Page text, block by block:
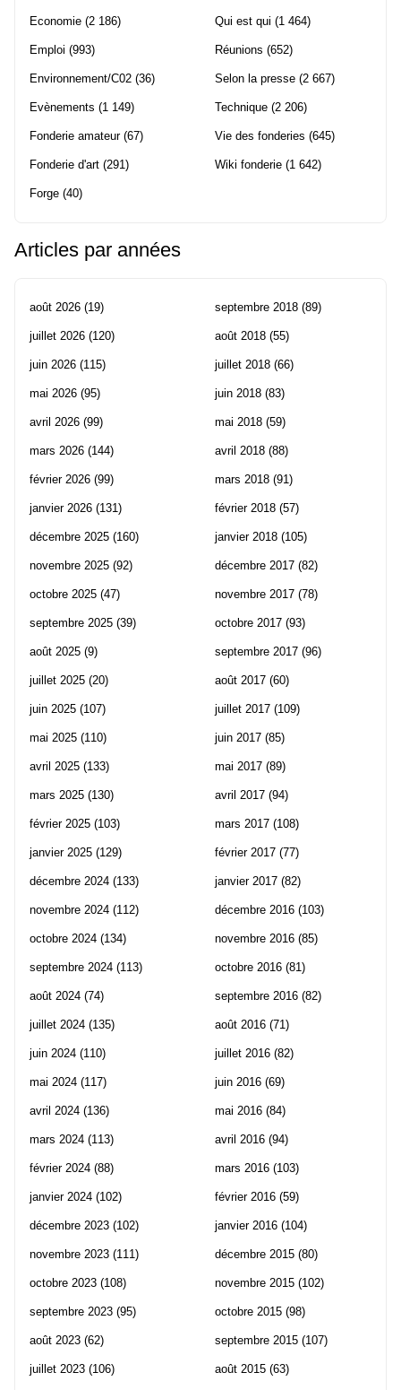
Economie (2 186)
Emploi (993)
Environnement/C02 (36)
Evènements (1 149)
Fonderie amateur(67)
Fonderie d'art (291)
Forge (40)
Qui est qui (1 464)
Réunions (652)
Selon la presse (2 667)
Technique (2 206)
Vie des fonderies (645)
Wiki fonderie (1 642)
Articles par années
août 2026 (19)
juillet 2026 (120)
juin 2026 (115)
mai 2026 (95)
avril 2026 (99)
mars 2026 (144)
février 2026 (99)
janvier 2026 (131)
décembre 2025 (160)
novembre 2025 (92)
octobre 2025 (47)
septembre 2025 (39)
août 2025 (9)
juillet 2025 (20)
juin 2025 (107)
mai 2025 (110)
avril 2025 (133)
mars 2025 (130)
février 2025 (103)
janvier 2025 (129)
décembre 2024 (133)
novembre 2024 (112)
octobre 2024 (134)
septembre 2024 (113)
août 2024 (74)
juillet 2024 (135)
juin 2024 (110)
mai 2024 (117)
avril 2024 (136)
mars 2024 (113)
février 2024 (88)
janvier 2024 (102)
décembre 2023 (102)
novembre 2023 (111)
octobre 2023 (108)
septembre 2023 (95)
août 2023 (62)
juillet 2023 (106)
septembre 2018 (89)
août 2018 (55)
juillet 2018 (66)
juin 2018 (83)
mai 2018 (59)
avril 2018 (88)
mars 2018 (91)
février 2018 (57)
janvier 2018 (105)
décembre 2017 (82)
novembre 2017 (78)
octobre 2017 (93)
septembre 2017 (96)
août 2017 (60)
juillet 2017 (109)
juin 2017 (85)
mai 2017 (89)
avril 2017 (94)
mars 2017 (108)
février 2017 (77)
janvier 2017 (82)
décembre 2016 (103)
novembre 2016 (85)
octobre 2016 (81)
septembre 2016 (82)
août 2016 (71)
juillet 2016 (82)
juin 2016 (69)
mai 2016 (84)
avril 2016 (94)
mars 2016 (103)
février 2016 (59)
janvier 2016 (104)
décembre 2015 (80)
novembre 2015 (102)
octobre 2015 (98)
septembre 2015 (107)
août 2015 (63)